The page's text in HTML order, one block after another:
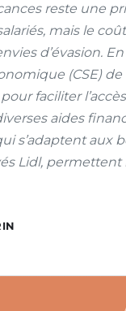
reste une
mais le
d’évasion.
(CSE) de
faciliter
aides
s’adaptent aux
Lidl,